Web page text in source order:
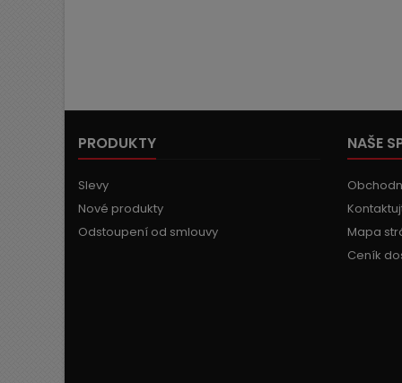
PRODUKTY
Slevy
Nové produkty
Odstoupení od smlouvy
NAŠE
Mapa
Ceník